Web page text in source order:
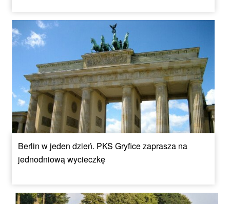
Berlin w jeden dzień. PKS Gryfice zaprasza na
jednodniową wycieczkę